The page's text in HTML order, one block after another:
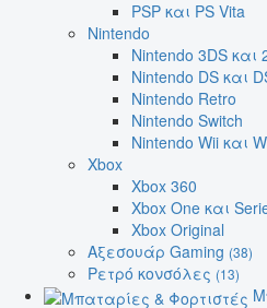
PSP και PS Vita
Nintendo
Nintendo 3DS και
Nintendo DS και
Nintendo Retro
Nintendo Switch
Nintendo Wii και
Xbox
Xbox 360
Xbox One και
Xbox Original
Αξεσουάρ Gaming (38)
Ρετρό κονσόλες (13)